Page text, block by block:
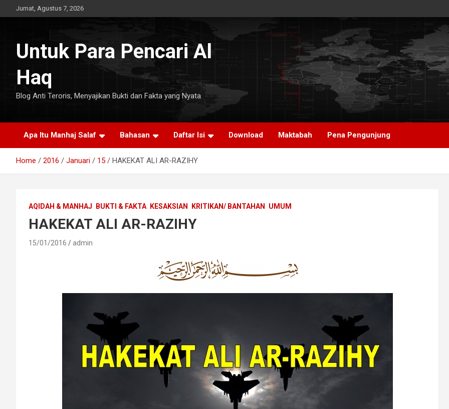
to
Jumat, Agustus 7, 2026
Untuk Para Pencari Al
Haq
Blog Anti Teroris, Menyajikan Bukti dan Fakta yang Nyata
Apa Itu Manhaj Salaf Bahasan Daftar Isi Download Maktabah Pena Pengunjung
Home 2016 Januari 15 HAKEKAT ALI AR-RAZIHY
AQIDAH & MANHAJ BUKTI & FAKTA KESAKSIAN KRITIKAN/ BANTAHAN UMUM
HAKEKAT ALI AR-RAZIHY
15/01/2016 admin